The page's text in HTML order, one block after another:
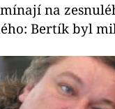
na
Bertík byl